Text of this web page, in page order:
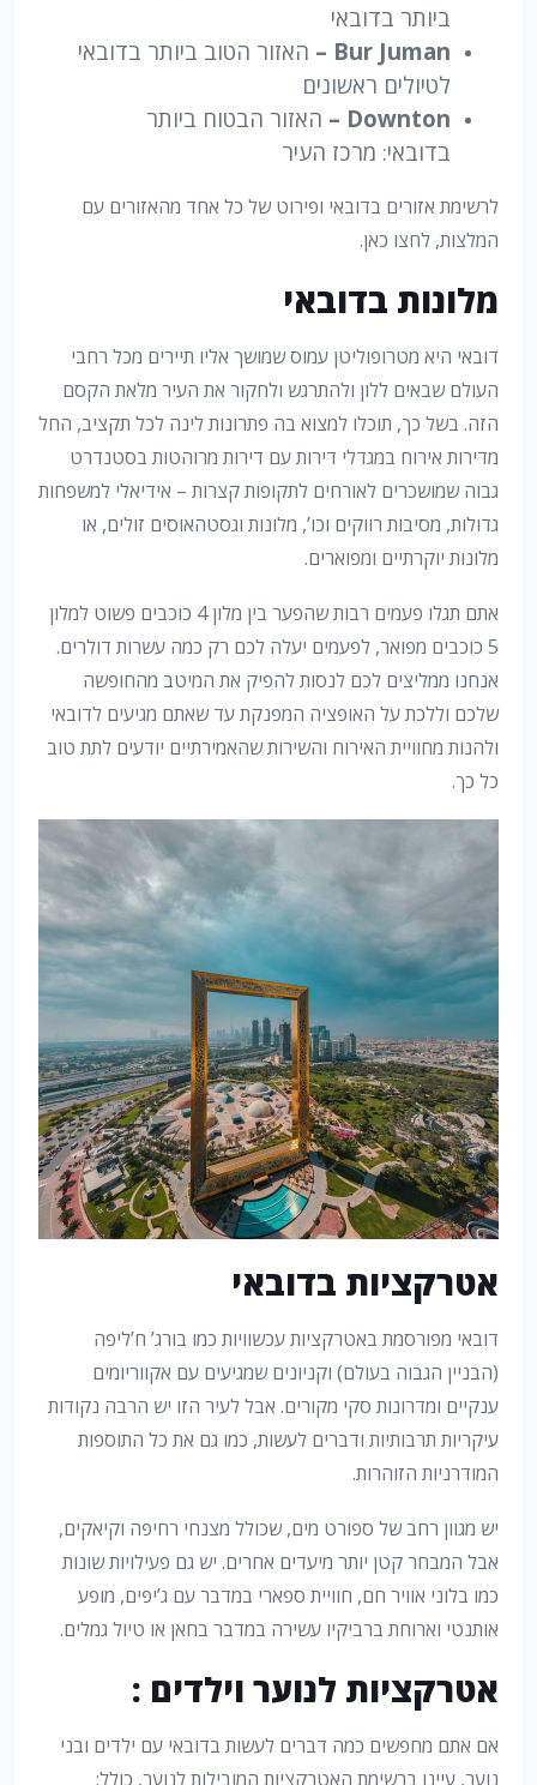
ביותר בדובאי
Bur Juman –
האזור הטוב ביותר בדובאי
לטיולים ראשונים
Downton –
האזור הבטוח ביותר
בדובאי: מרכז העיר
לרשימת אזורים בדובאי ופירוט של כל אחד מהאזורים עם
המלצות, לחצו כאן.
מלונות בדובאי
דובאי היא מטרופוליטן עמוס שמושך אליו תיירים מכל רחבי
העולם שבאים ללון ולהתרגש ולחקור את העיר מלאת הקסם
הזה. בשל כך, תוכלו למצוא בה פתרונות לינה לכל תקציב, החל
מדירות אירוח במגדלי דירות עם דירות מרוהטות בסטנדרט
גבוה שמושכרים לאורחים לתקופות קצרות – אידיאלי למשפחות
גדולות, מסיבות רווקים וכו’, מלונות וגסטהאוסים זולים, או
מלונות יוקרתיים ומפוארים.
אתם תגלו פעמים רבות שהפער בין מלון 4 כוכבים פשוט למלון
5 כוכבים מפואר, לפעמים יעלה לכם רק כמה עשרות דולרים.
אנחנו ממליצים לכם לנסות להפיק את המיטב מהחופשה
שלכם וללכת על האופציה המפנקת עד שאתם מגיעים לדובאי
ולהנות מחוויית האירוח והשירות שהאמירתיים יודעים לתת טוב
כל כך.
אטרקציות בדובאי
דובאי מפורסמת באטרקציות עכשוויות כמו בורג’ ח’ליפה
(הבניין הגבוה בעולם) וקניונים שמגיעים עם אקווריומים
ענקיים ומדרונות סקי מקורים. אבל לעיר הזו יש הרבה נקודות
עיקריות תרבותיות ודברים לעשות, כמו גם את כל התוספות
המודרניות הזוהרות.
יש מגוון רחב של ספורט מים, שכולל מצנחי רחיפה וקיאקים,
אבל המבחר קטן יותר מיעדים אחרים. יש גם פעילויות שונות
כמו בלוני אוויר חם, חוויית ספארי במדבר עם ג’יפים, מופע
אותנטי וארוחת ברביקיו עשירה במדבר בחאן או טיול גמלים.
אטרקציות לנוער וילדים :
אם אתם מחפשים כמה דברים לעשות בדובאי עם ילדים ובני
נוער, עיינו ברשימת האטרקציות המובילות לנוער, כולל: